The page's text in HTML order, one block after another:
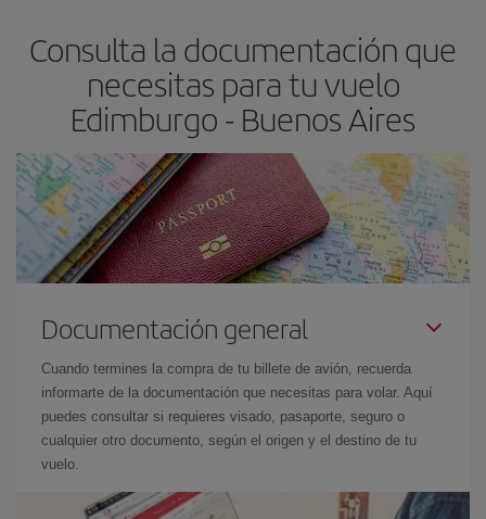
Consulta la documentación que
necesitas para tu vuelo
Edimburgo - Buenos Aires
Documentación general
Cuando termines la compra de tu billete de avión, recuerda
informarte de la documentación que necesitas para volar. Aquí
puedes consultar si requieres visado, pasaporte, seguro o
cualquier otro documento, según el origen y el destino de tu
vuelo.